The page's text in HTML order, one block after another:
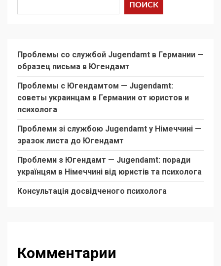
ПОИСК
Проблемы со службой Jugendamt в Германии —
образец письма в Югендамт
Проблемы с Югендамтом — Jugendamt:
советы украинцам в Германии от юристов и
психолога
Проблеми зі службою Jugendamt у Німеччині —
зразок листа до Югендамт
Проблеми з Югендамт — Jugendamt: поради
українцям в Німеччині від юристів та психолога
Консультація досвідченого психолога
Комментарии